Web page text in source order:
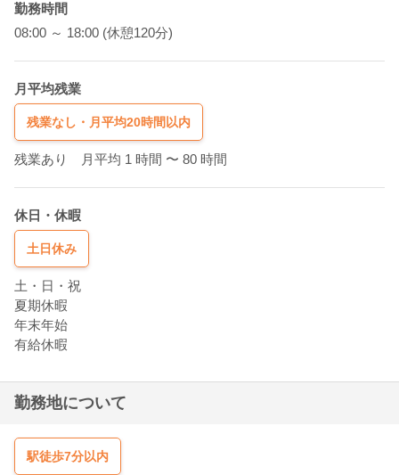
勤務時間
08:00 ～ 18:00 (休憩120分)
月平均残業
残業なし・月平均20時間以内
残業あり 月平均 1 時間 〜 80 時間
休日・休暇
土日休み
土・日・祝
夏期休暇
年末年始
有給休暇
勤務地について
駅徒歩7分以内